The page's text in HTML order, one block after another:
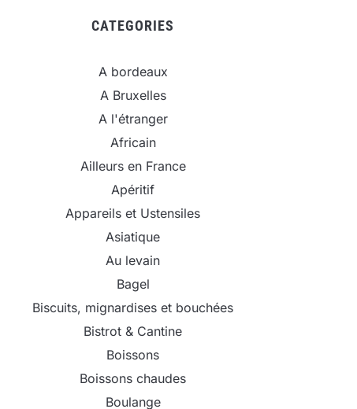
CATEGORIES
A bordeaux
A Bruxelles
A l'étranger
Africain
Ailleurs en France
Apéritif
Appareils et Ustensiles
Asiatique
Au levain
Bagel
Biscuits, mignardises et bouchées
Bistrot & Cantine
Boissons
Boissons chaudes
Boulange